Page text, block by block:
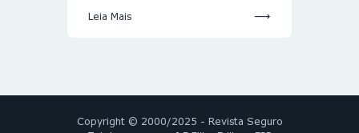
Leia Mais
Copyright © 2000/2025 - Revista Seguro